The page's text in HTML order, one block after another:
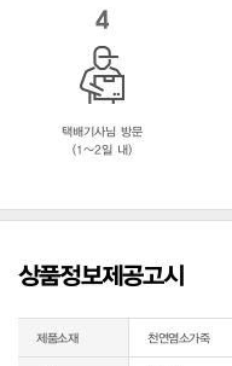
4
택배기사님 방문
(1~2일 내)
상품정보제공고시
제품소재 천연염소가죽